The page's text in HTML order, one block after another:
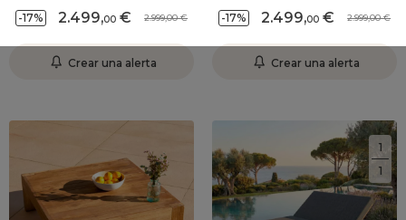
1
1
-17% 2.499,00 2.999,00
Crear una alerta
-17% 2.499,00 2.999,00
Crear una alerta